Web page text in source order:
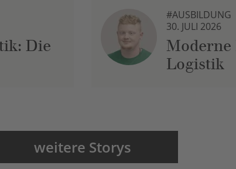
Die
#AUSBILDUNG
30. JULI 2026
Moderne
Logistik
weitere Storys